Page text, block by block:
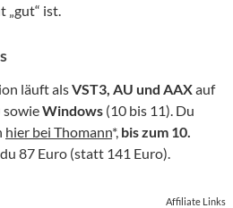
„gut“ ist.
läuft alsVST3, AU und AAXauf
sowieWindows (10 bis 11). Du
hier bei Thomann*, bis zum 10.
87 Euro (statt 141 Euro).
Affiliate Links